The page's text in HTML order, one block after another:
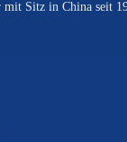
mit Sitz in China seit